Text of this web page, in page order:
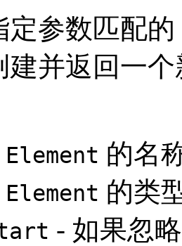
定参数匹配的
建并返回一
Element 的名
Element 的类
- 如果忽